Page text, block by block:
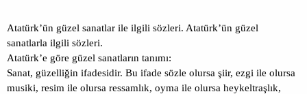
Atatürk’ün güzel sanatlar ile ilgili sözleri. Atatürk’ün güzel
sanatlarla ilgili sözleri.
Atatürk’e göre güzel sanatların tanımı:
Sanat, güzelliğin ifadesidir. Bu ifade sözle olursa şiir, ezgi ile olursa
musiki, resim ile olursa ressamlık, oyma ile olursa heykeltraşlık,